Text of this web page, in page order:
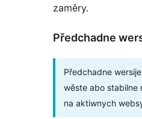
zaměry.
Předchadne
Předchadne
wěste abo stabilne
na aktiwnych